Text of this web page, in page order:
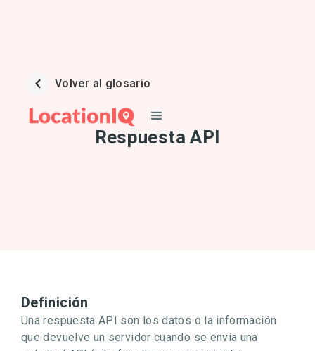
Volver al glosario
Respuesta API
Definición
Una respuesta API son los datos o la información
que devuelve un servidor cuando se envía una